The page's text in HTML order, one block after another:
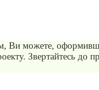
Ви можете,
Звертайтесь до